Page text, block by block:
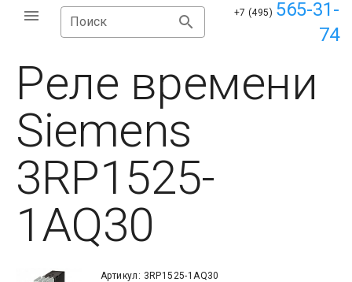
Поиск
+7 (495) 565-31-
74
Реле времени
Siemens
3RP1525-
1AQ30
Артикул: 3RP1525-1AQ30